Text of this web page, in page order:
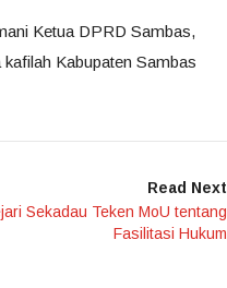
Ketua DPRD Sambas,
Kabupaten Sambas
Read Next
Sekadau Teken MoU tentang
Fasilitasi Hukum